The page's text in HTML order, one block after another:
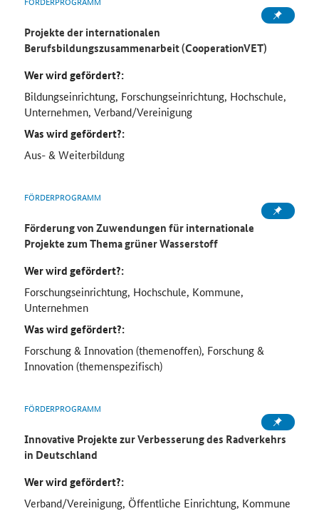
Projekte der internationalen
Berufsbildungszusammenarbeit (CooperationVET)
Wer wird gefördert?:
Bildungseinrichtung, Forschungseinrichtung, Hochschule,
Unternehmen, Verband/Vereinigung
Was wird gefördert?:
Aus- & Weiterbildung
FÖRDERPROGRAMM
Förderung von Zuwendungen für internationale
Projekte zum Thema grüner Wasserstoff
Wer wird gefördert?:
Forschungseinrichtung, Hochschule, Kommune,
Unternehmen
Was wird gefördert?:
Forschung & Innovation (themenoffen), Forschung &
Innovation (themenspezifisch)
FÖRDERPROGRAMM
Innovative Projekte zur Verbesserung des Radverkehrs
in Deutschland
Wer wird gefördert?:
Verband/Vereinigung, Öffentliche Einrichtung, Kommune